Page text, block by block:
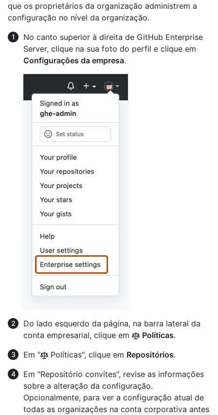
que os proprietários da organização administrem a
configuração no nível da organização.
No canto superior à direita de GitHub Enterprise
Server, clique na sua foto do perfil e clique em
Configurações da empresa.
Do lado esquerdo da página, na barra lateral da
conta empresarial, clique em
Políticas.
Em "
Políticas", clique em Repositórios.
Em "Repositório convites", revise as informações
sobre a alteração da configuração.
Opcionalmente, para ver a configuração atual de
todas as organizações na conta corporativa antes